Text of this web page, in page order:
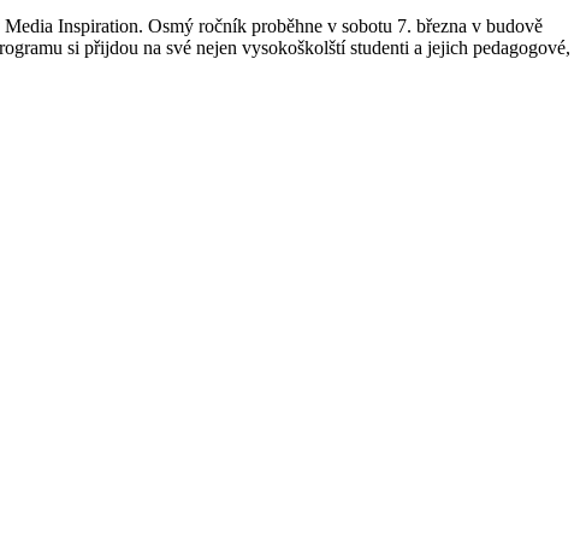
Inspiration. Osmý ročník proběhne v sobotu 7. března v budově
si přijdou na své nejen vysokoškolští studenti a jejich pedagogové,